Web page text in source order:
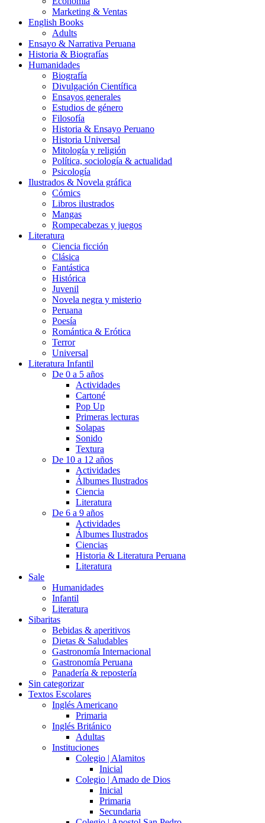
Marketing & Ventas
English Books
Adults
Ensayo & Narrativa Peruana
Historia & Biografías
Humanidades
Biografía
Divulgación Científica
Ensayos generales
Estudios de género
Filosofía
Historia & Ensayo Peruano
Historia Universal
Mitología y religión
Política, sociología & actualidad
Psicología
Ilustrados & Novela gráfica
Cómics
Libros ilustrados
Mangas
Rompecabezas y juegos
Literatura
Ciencia ficción
Clásica
Fantástica
Histórica
Juvenil
Novela negra y misterio
Peruana
Poesía
Romántica & Erótica
Terror
Universal
Literatura Infantil
De 0 a 5 años
Actividades
Cartoné
Pop Up
Primeras lecturas
Solapas
Sonido
Textura
De 10 a 12 años
Actividades
Álbumes Ilustrados
Ciencia
Literatura
De 6 a 9 años
Actividades
Álbumes Ilustrados
Ciencias
Historia & Literatura Peruana
Literatura
Sale
Humanidades
Infantil
Literatura
Sibaritas
Bebidas & aperitivos
Dietas & Saludables
Gastronomía Internacional
Gastronomía Peruana
Panadería & repostería
Sin categorizar
Textos Escolares
Inglés Americano
Primaria
Inglés Británico
Adultas
Instituciones
Colegio | Alamitos
Inicial
Colegio | Amado de Dios
Inicial
Primaria
Secundaria